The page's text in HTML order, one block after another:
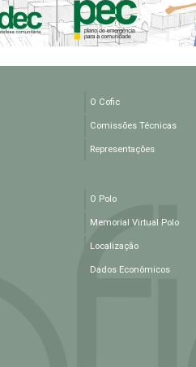
O Cofic
Comissões Técnicas
Representações
O Polo
Memorial Virtual Polo
Localização
Dados Econômicos